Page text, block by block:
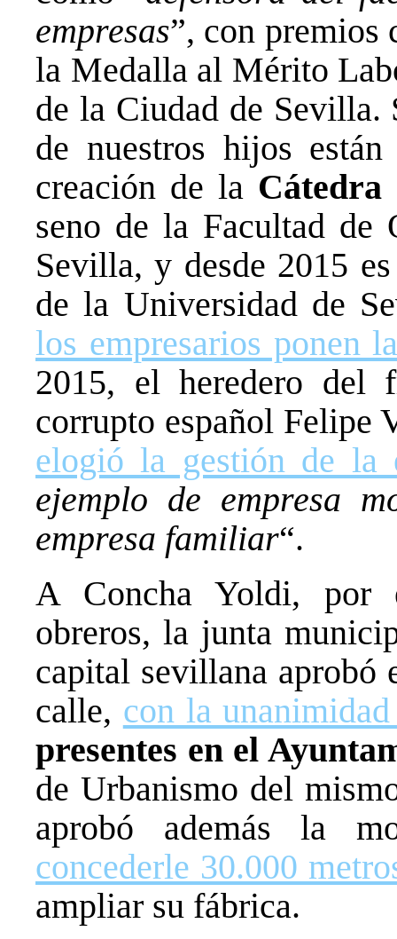
empresas”, con premios
la Medalla al Mérito
de la Ciudad de Sevilla.
de nuestros hijos
creación de la Cátedra
seno de la Facultad de
Sevilla, y desde 2015
de la Universidad de
los empresarios ponen
2015, el heredero del
corrupto español Felipe
elogió la gestión de la
ejemplo de empresa
empresa familiar“.
A Concha Yoldi, por
obreros, la junta
capital sevillana aprobó
calle, con la
presentes en el
de Urbanismo del
aprobó además la
concederle 30.000
ampliar su fábrica.